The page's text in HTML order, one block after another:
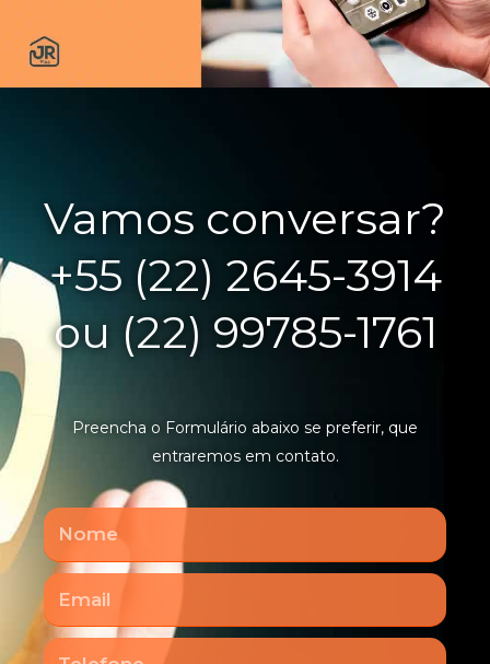
Vamos conversar?
+55 (22) 2645-3914
ou (22) 99785-1761
Preencha o Formulário abaixo se preferir, que
entraremos em contato.
Nome
Email
Telefone